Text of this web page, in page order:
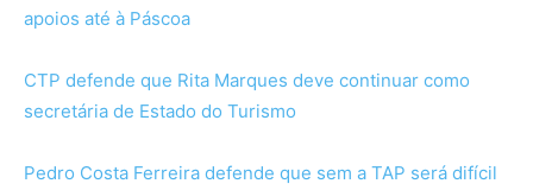
apoios até à Páscoa
CTP defende que Rita Marques deve continuar como
secretária de Estado do Turismo
Pedro Costa Ferreira defende que sem a TAP será difícil